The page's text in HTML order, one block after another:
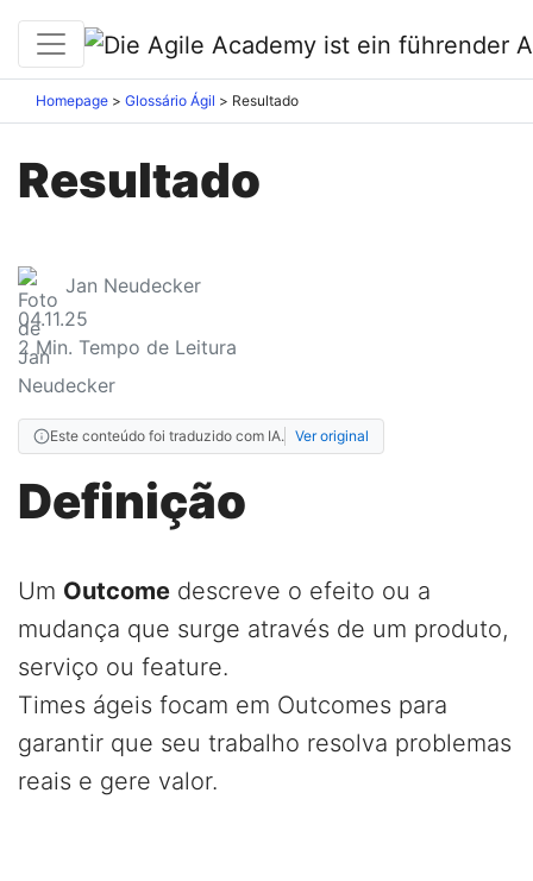
Homepage Glossário Ágil Resultado
Resultado
Jan Neudecker
04.11.25
2Min. Tempo de Leitura
Este conteúdo foi traduzido com IA. Ver original
Definição
Um Outcome descreve o efeito ou a
mudança que surge através de um produto,
serviço ou feature.
Times ágeis focam em Outcomes para
garantir que seu trabalho resolva problemas
reais e gere valor.